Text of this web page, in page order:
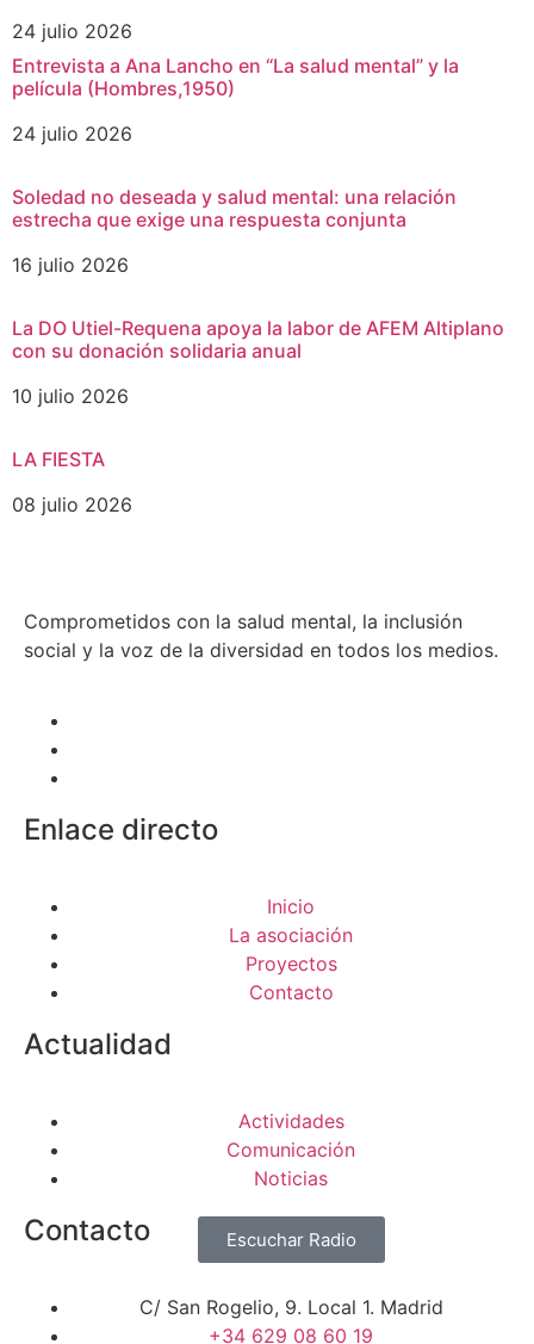
24 julio 2026
Entrevista a Ana Lancho en “La salud mental” y la
película (Hombres,1950)
24 julio 2026
Soledad no deseada y salud mental: una relación
estrecha que exige una respuesta conjunta
16 julio 2026
La DO Utiel-Requena apoya la labor de AFEM Altiplano
con su donación solidaria anual
10 julio 2026
LA FIESTA
08 julio 2026
Comprometidos con la salud mental, la inclusión
social y la voz de la diversidad en todos los medios.
Enlace directo
Inicio
La asociación
Proyectos
Contacto
Actualidad
Actividades
Comunicación
Noticias
Contacto
C/ San Rogelio, 9. Local 1. Madrid
+34 629 08 60 19
Escuchar Radio